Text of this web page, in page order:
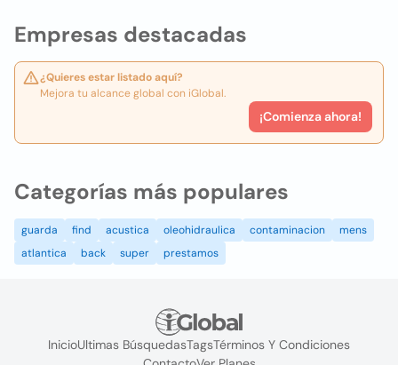
Empresas destacadas
¿Quieres estar listado aquí?
Mejora tu alcance global con iGlobal.
¡Comienza ahora!
Categorías más populares
guarda find acustica oleohidraulica contaminacion
mens
atlantica
back super prestamos
InicioUltimas BúsquedasTagsTérminos Y Condiciones